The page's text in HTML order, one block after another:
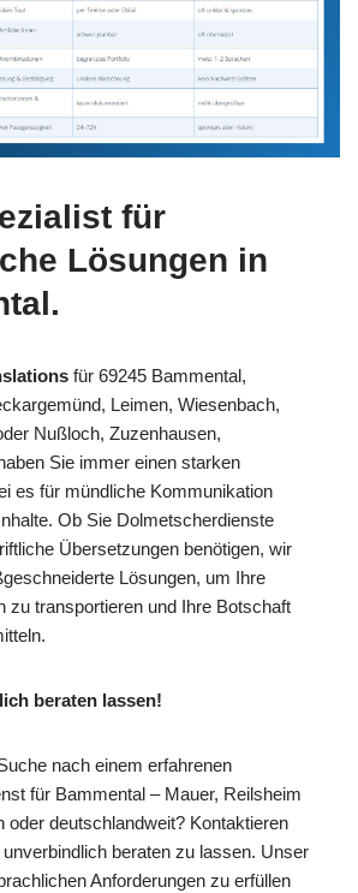
für
Lösungen in
für 69245 Bammental,
Leimen, Wiesenbach,
Nußloch, Zuzenhausen,
Sie immer einen starken
es für mündliche Kommunikation
Ob Sie Dolmetscherdienste
Übersetzungen benötigen, wir
Lösungen, um Ihre
zu transportieren und Ihre Botschaft
beraten lassen!
nach einem erfahrenen
für Bammental – Mauer, Reilsheim
oder deutschlandweit? Kontaktieren
beraten zu lassen. Unser
Anforderungen zu erfüllen